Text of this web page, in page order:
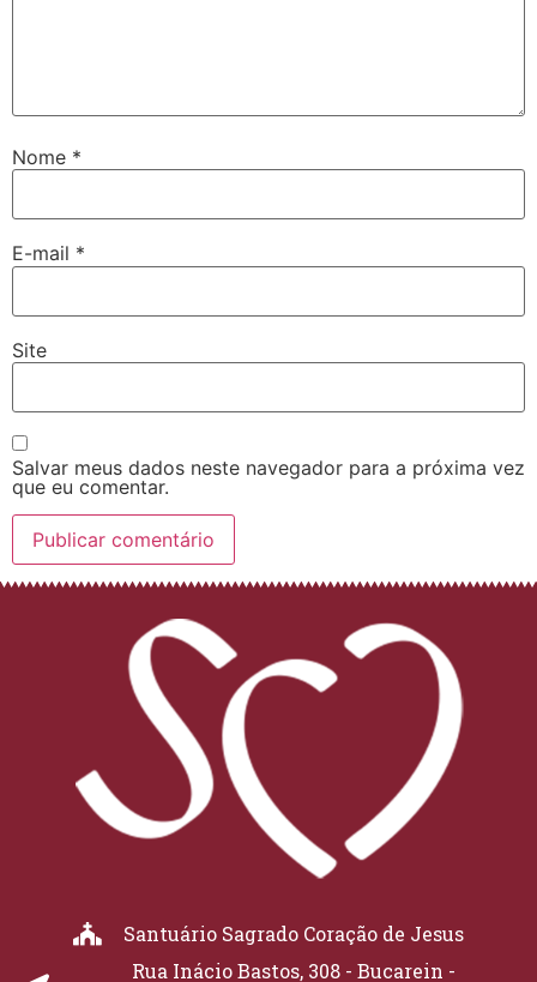
Nome *
E-mail *
Site
Salvar meus dados neste navegador para a próxima vez
que eu comentar.
Santuário Sagrado Coração de Jesus
Rua Inácio Bastos, 308 - Bucarein -